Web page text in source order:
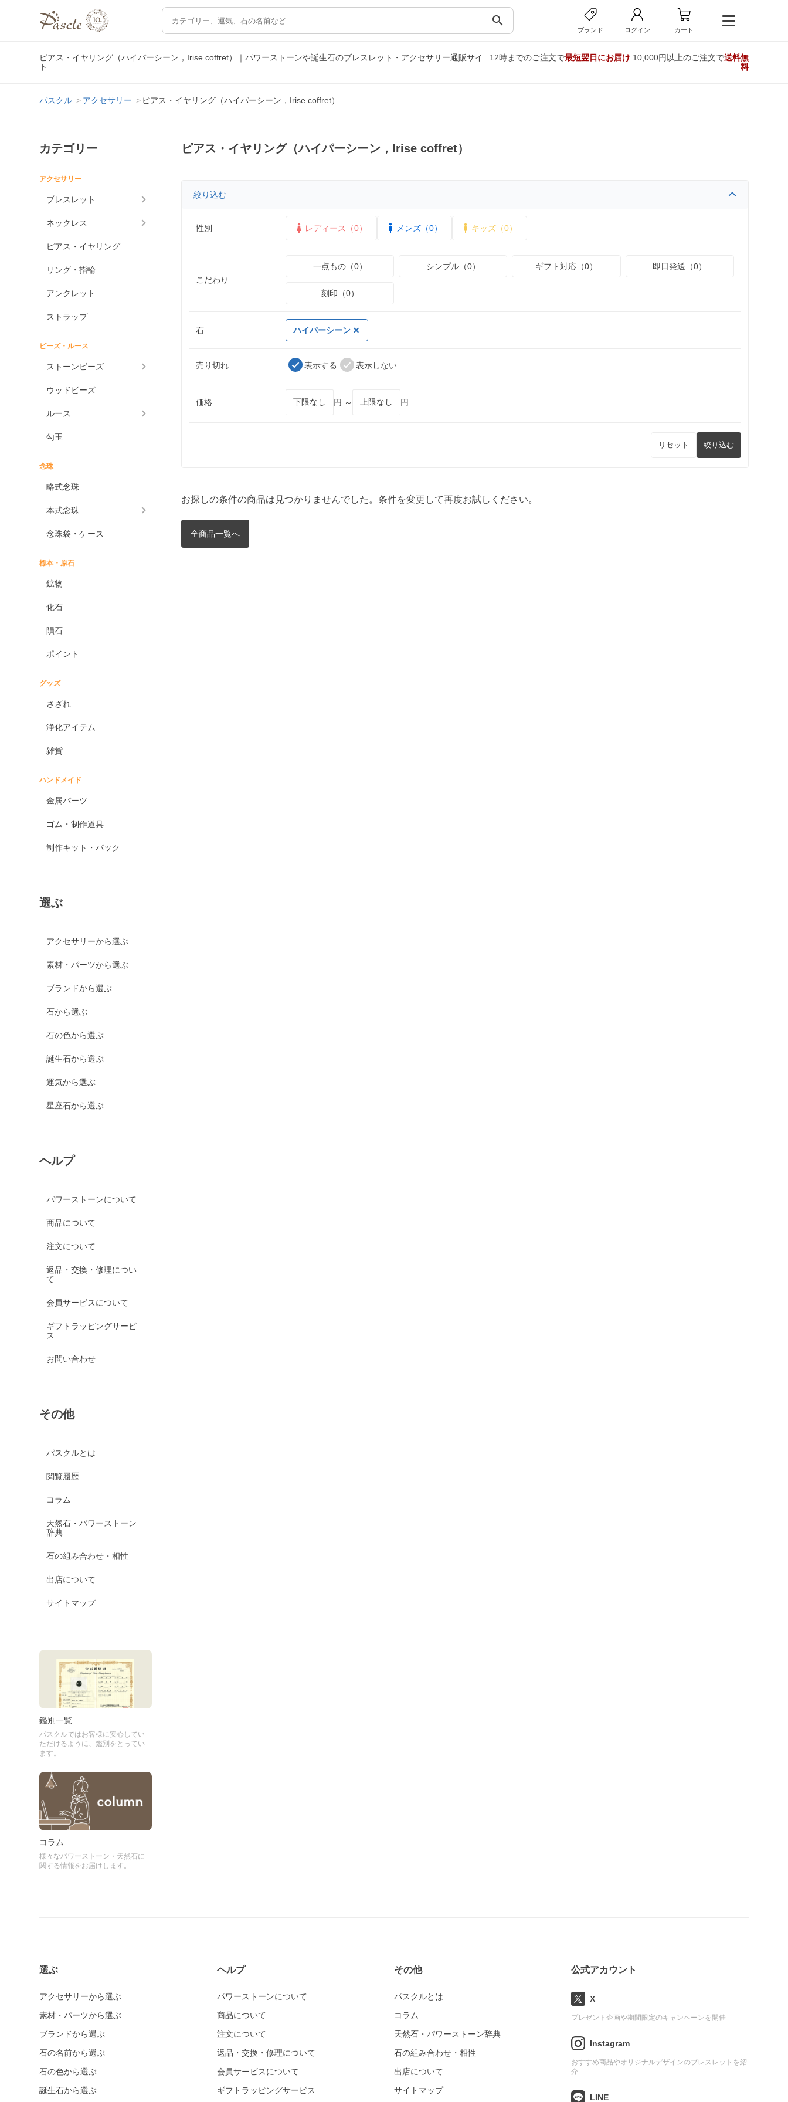
search
ブランド ログイン カート
ピアス・イヤリング（ハイパーシーン，Irise coffret）｜パワーストーンや誕生石のブレスレット・アクセサリー通販サイ
ト
12時までのご注文で最短翌日にお届け10,000円以上のご注文で送料無
料
パスクル アクセサリー ピアス・イヤリング（ハイパーシーン，Irise coffret）
カテゴリー
アクセサリー
ブレスレット
ネックレス
ピアス・イヤリング
リング・指輪
アンクレット
ストラップ
ビーズ・ルース
ストーンビーズ
ウッドビーズ
ルース
勾玉
念珠
略式念珠
本式念珠
念珠袋・ケース
標本・原石
鉱物
化石
隕石
ポイント
グッズ
さざれ
浄化アイテム
雑貨
ハンドメイド
金属パーツ
ゴム・制作道具
制作キット・パック
選ぶ
アクセサリーから選ぶ
素材・パーツから選ぶ
ブランドから選ぶ
石から選ぶ
石の色から選ぶ
誕生石から選ぶ
運気から選ぶ
星座石から選ぶ
ヘルプ
パワーストーンについて
商品について
注文について
返品・交換・修理につい
て
会員サービスについて
ギフトラッピングサービ
ス
お問い合わせ
その他
パスクルとは
閲覧履歴
コラム
天然石・パワーストーン
辞典
石の組み合わせ・相性
出店について
サイトマップ
鑑別一覧
パスクルではお客様に安心してい
ただけるように、鑑別をとってい
ます。
コラム
様々なパワーストーン・天然石に
関する情報をお届けします。
ピアス・イヤリング（ハイパーシーン，Irise coffret）
絞り込む
性別 レディース（0） メンズ（0） キッズ（0）
こだわり
一点もの（0） シンプル（0） ギフト対応（0） 即日発送（0）
刻印（0）
石 ハイパーシーン
売り切れ 表示する 表示しない
価格 円 ～ 円
リセット 絞り込む
お探しの条件の商品は見つかりませんでした。条件を変更して再度お試しください。
全商品一覧へ
選ぶ
アクセサリーから選ぶ
素材・パーツから選ぶ
ブランドから選ぶ
石の名前から選ぶ
石の色から選ぶ
誕生石から選ぶ
ヘルプ
パワーストーンについて
商品について
注文について
返品・交換・修理について
会員サービスについて
ギフトラッピングサービス
その他
パスクルとは
コラム
天然石・パワーストーン辞典
石の組み合わせ・相性
出店について
サイトマップ
公式アカウント
X
プレゼント企画や期間限定のキャンペーンを開催
Instagram
おすすめ商品やオリジナルデザインのブレスレットを紹
介
LINE